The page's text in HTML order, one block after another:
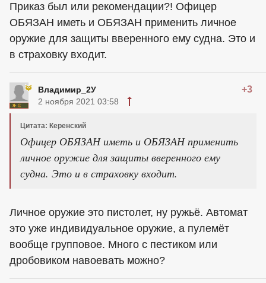
Приказ был или рекомендации?! Офицер
ОБЯЗАН иметь и ОБЯЗАН применить личное
оружие для защиты вверенного ему судна. Это и
в страховку входит.
Владимир_2У +3
2 ноября 2021 03:58
Цитата: Керенский
Офицер ОБЯЗАН иметь и ОБЯЗАН применить
личное оружие для защиты вверенного ему
судна. Это и в страховку входит.
Личное оружие это пистолет, ну ружьё. Автомат
это уже индивидуальное оружие, а пулемёт
вообще групповое. Много с пестиком или
дробовиком навоевать можно?